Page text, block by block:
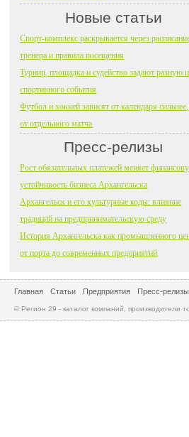
Новые статьи
Спорт-комплекс раскрывается через
тренера и правила посещения
Турнир, площадка и судейство задают разную
спортивного события
Футбол и хоккей зависят от календаря
от отдельного матча
Пресс-релизы
Рост обязательных платежей меняет
устойчивость бизнеса Архангельска
Архангельск и его культурные коды: влияние
традиций на предпринимательскую среду
История Архангельска как промышленного
от порта до современных предприятий
Главная Статьи Предприятия Пресс-релизы
© Регион 29 - каталог компаний, производители